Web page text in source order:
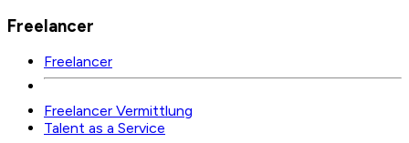
Freelancer
Freelancer
Freelancer Vermittlung
Talent as a Service